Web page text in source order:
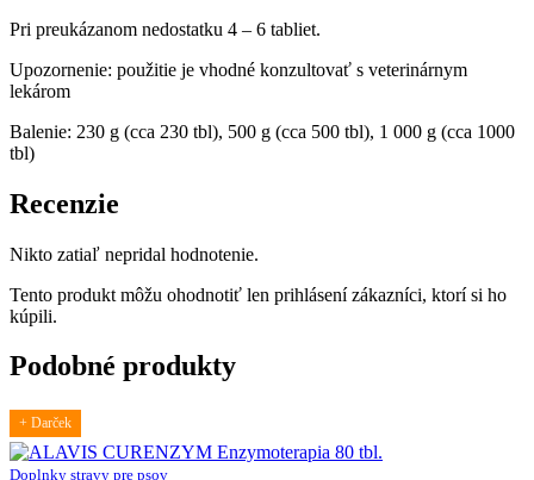
Pri preukázanom nedostatku 4 – 6 tabliet.
Upozornenie: použitie je vhodné konzultovať s veterinárnym
lekárom
Balenie: 230 g (cca 230 tbl), 500 g (cca 500 tbl), 1 000 g (cca 1000
tbl)
Recenzie
Nikto zatiaľ nepridal hodnotenie.
Tento produkt môžu ohodnotiť len prihlásení zákazníci, ktorí si ho
kúpili.
Podobné produkty
+ Darček
Doplnky stravy pre psov